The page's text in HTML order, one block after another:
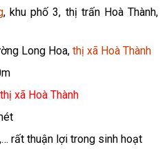
, khu phố 3, thị trấn Hoà Thành,
Long Hoa, thị xã Hoà Thành
xã Hoà Thành
rất thuận lợi trong sinh hoạt